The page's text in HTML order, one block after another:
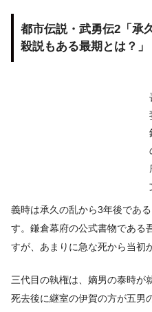
都市伝説・武勇伝2「承
殺説もある最期とは？」
義時は承久の乱から3年後であ
す。鎌倉幕府の公式書物である
すが、あまりに急な死から当初
三代目の執権は、嫡男の泰時が
死去後に継室の伊賀の方が五男